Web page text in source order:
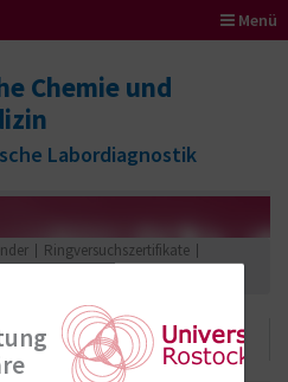
Menü
Chemie und
Labordiagnostik
Ringversuchszertifikate
Blutalkohol, Proteine